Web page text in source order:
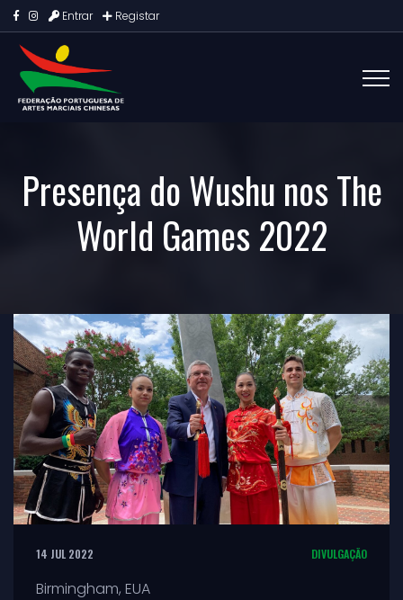
Entrar Registar
Presença do Wushu nos The
World Games 2022
14 JUL 2022 DIVULGAÇÃO
Birmingham, EUA